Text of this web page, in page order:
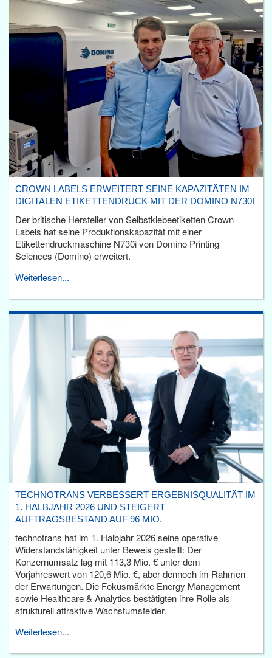
CROWN LABELS ERWEITERT SEINE KAPAZITÄTEN IM
DIGITALEN ETIKETTENDRUCK MIT DER DOMINO N730I
Der britische Hersteller von Selbstklebeetiketten Crown
Labels hat seine Produktionskapazität mit einer
Etikettendruckmaschine N730i von Domino Printing
Sciences (Domino) erweitert.
Weiterlesen...
TECHNOTRANS VERBESSERT ERGEBNISQUALITÄT IM
1. HALBJAHR 2026 UND STEIGERT
AUFTRAGSBESTAND AUF 96 MIO.
technotrans hat im 1. Halbjahr 2026 seine operative
Widerstandsfähigkeit unter Beweis gestellt: Der
Konzernumsatz lag mit 113,3 Mio. € unter dem
Vorjahreswert von 120,6 Mio. €, aber dennoch im Rahmen
der Erwartungen. Die Fokusmärkte Energy Management
sowie Healthcare & Analytics bestätigten ihre Rolle als
strukturell attraktive Wachstumsfelder.
Weiterlesen...